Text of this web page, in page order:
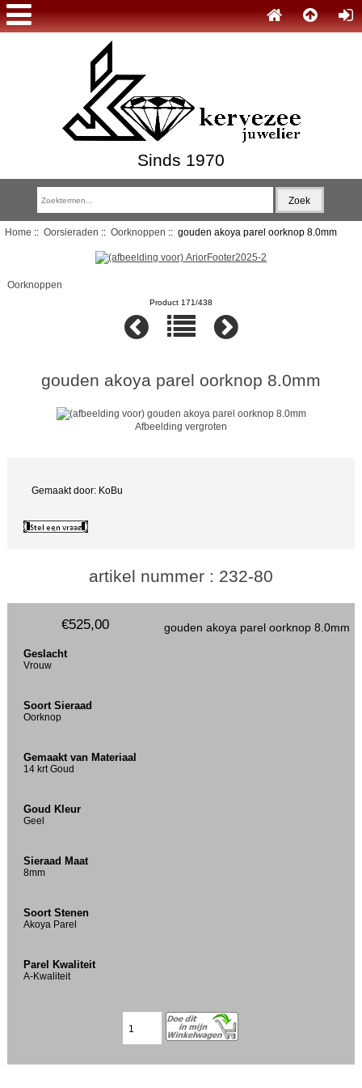
Sinds 1970
Home :: Oorsieraden :: Oorknoppen :: gouden akoya parel oorknop 8.0mm
Oorknoppen
Product 171/438
gouden akoya parel oorknop 8.0mm
Afbeelding vergroten
Gemaakt door: KoBu
artikel nummer : 232-80
gouden akoya parel oorknop 8.0mm
€525,00
Geslacht
Vrouw
Soort Sieraad
Oorknop
Gemaakt van Materiaal
14 krt Goud
Goud Kleur
Geel
Sieraad Maat
8mm
Soort Stenen
Akoya Parel
Parel Kwaliteit
A-Kwaliteit